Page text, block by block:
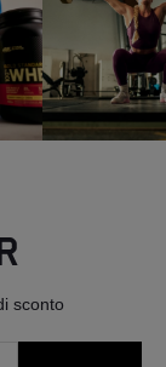
sconto